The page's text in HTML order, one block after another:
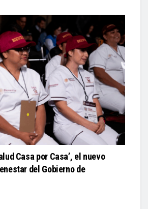
Casa por Casa’, el nuevo
del Gobierno de